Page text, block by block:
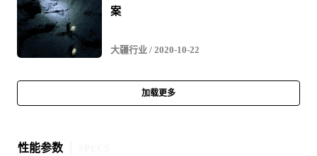
案
大疆行业 / 2020-10-22
加载更多
性能参数